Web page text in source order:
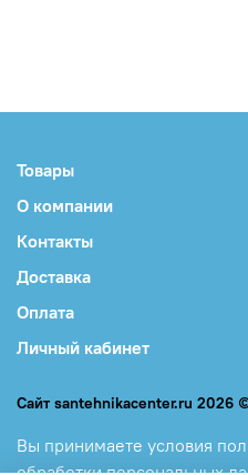
Товары
О компании
Контакты
Доставка
Оплата
Личный кабинет
Сайт santehnikacenter.ru 2026
Вы принимаете условия